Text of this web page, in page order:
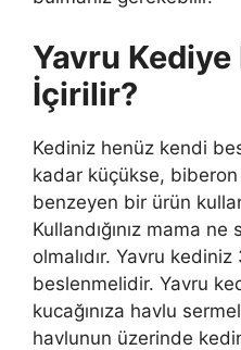
Yavru Kediye
İçirilir?
Kediniz henüz kendi
kadar küçükse,
benzeyen bir ürün
Kullandığınız mama
olmalıdır. Yavru
beslenmelidir. Yavru
kucağınıza havlu
havlunun üzerinde